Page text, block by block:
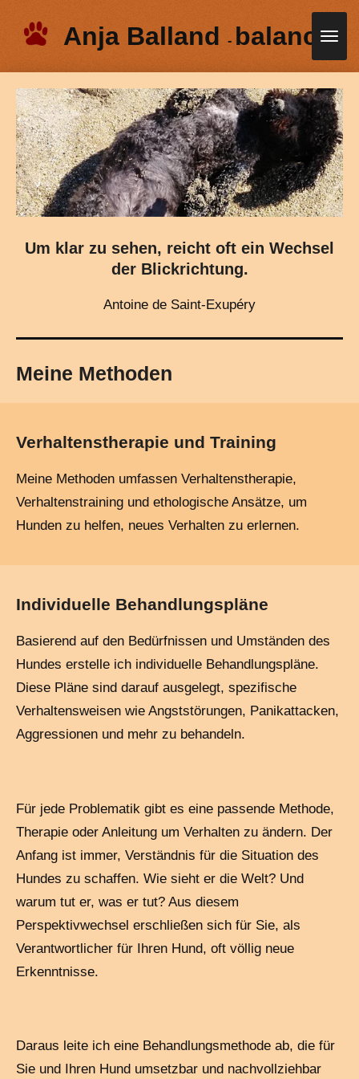
Zum
HauptinhaltAnja Balland- balanced
Um klar zu sehen, reicht oft ein Wechsel
der Blickrichtung.
Antoine de Saint-Exupéry
Meine Methoden
Verhaltenstherapie und Training
Meine Methoden umfassen Verhaltenstherapie,
Verhaltenstraining und ethologische Ansätze, um
Hunden zu helfen, neues Verhalten zu erlernen.
Individuelle Behandlungspläne
Basierend auf den Bedürfnissen und Umständen des
Hundes erstelle ich individuelle Behandlungspläne.
Diese Pläne sind darauf ausgelegt, spezifische
Verhaltensweisen wie Angststörungen, Panikattacken,
Aggressionen und mehr zu behandeln.
Für jede Problematik gibt es eine passende Methode,
Therapie oder Anleitung um Verhalten zu ändern. Der
Anfang ist immer, Verständnis für die Situation des
Hundes zu schaffen. Wie sieht er die Welt? Und
warum tut er, was er tut? Aus diesem
Perspektivwechsel erschließen sich für Sie, als
Verantwortlicher für Ihren Hund, oft völlig neue
Erkenntnisse.
Daraus leite ich eine Behandlungsmethode ab, die für
Sie und Ihren Hund umsetzbar und nachvollziehbar